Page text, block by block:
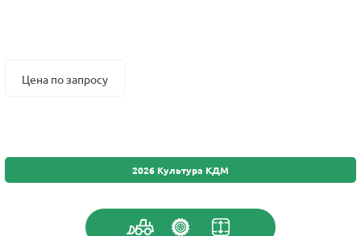
Цена по запросу
2026 Культура КДМ